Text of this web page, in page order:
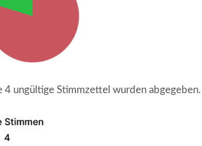
ungültige Stimmzettel wurden abgegeben.